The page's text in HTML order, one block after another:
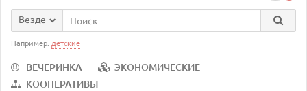
Везде
Например: детские
ВЕЧЕРИНКА
ЭКОНОМИЧЕСКИЕ
КООПЕРАТИВЫ